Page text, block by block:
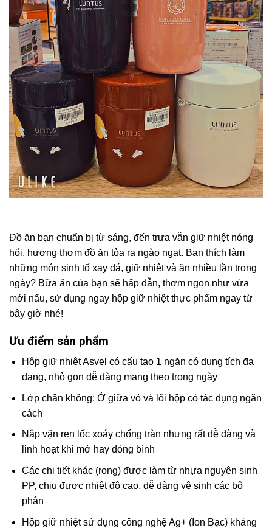
Đồ ăn bạn chuẩn bị từ sáng, đến trưa vẫn giữ nhiệt nóng
hổi, hương thơm đồ ăn tỏa ra ngào ngạt. Bạn thích làm
những món sinh tố xay đá, giữ nhiệt và ăn nhiều lần trong
ngày? Bữa ăn của bạn sẽ hấp dẫn, thơm ngon như vừa
mới nấu, sử dụng ngay hộp giữ nhiệt thực phẩm ngay từ
bây giờ nhé!
Ưu điểm sản phẩm
Hộp giữ nhiệt Asvel có cấu tạo 1 ngăn có dung tích đa
dạng, nhỏ gọn dễ dàng mang theo trong ngày
Lớp chân không: Ở giữa vỏ và lõi hộp có tác dụng ngăn
cách
Nắp vặn ren lốc xoáy chống tràn nhưng rất dễ dàng và
linh hoạt khi mở hay đóng bình
Các chi tiết khác (rong) được làm từ nhựa nguyên sinh
PP, chịu được nhiệt độ cao, dễ dàng vệ sinh các bộ
phận
Hộp giữ nhiệt sử dụng công nghệ Ag+ (Ion Bạc) kháng